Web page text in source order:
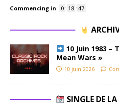
Commencing in: 0 : 18 : 47
10 Juin 1983 –
Mean Wars »
10 juin 2026
SINGLE DE